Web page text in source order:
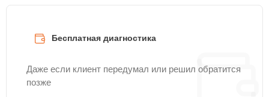
Бесплатная диагностика
Даже если клиент передумал или решил обратится
позже